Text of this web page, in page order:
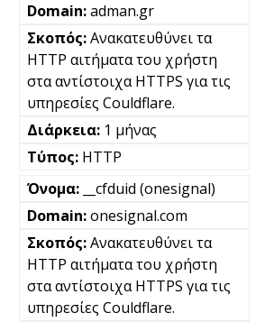
adman.gr
Ανακατευθύνει τα
HTTP αιτήματα του χρήστη
στα αντίστοιχα HTTPS για τις
υπηρεσίες Couldflare.
1 μήνας
HTTP
__cfduid (onesignal)
onesignal.com
Ανακατευθύνει τα
HTTP αιτήματα του χρήστη
στα αντίστοιχα HTTPS για τις
υπηρεσίες Couldflare.